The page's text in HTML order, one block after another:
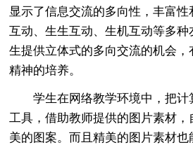
显示了信息交流的多向性，丰富
互动、生生互动、生机互动等多
生提供立体式的多向交流的机会
精神的培养。
学生在网络教学环境中，把计
工具，借助教师提供的图片素材
美的图案。而且精美的图片素材